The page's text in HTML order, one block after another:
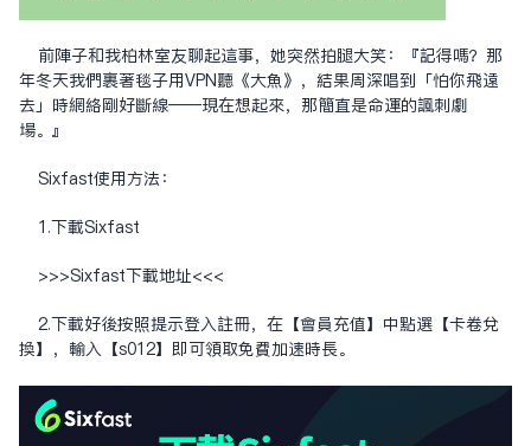
前陣子和我柏林室友聊起這事，她突然拍腿大笑：『記得嗎？那
年冬天我們裹著毯子用VPN聽《大魚》，結果周深唱到「怕你飛遠
去」時網絡剛好斷線——現在想起來，那簡直是命運的諷刺劇
場。』
Sixfast使用方法：
1.下載Sixfast
>>>Sixfast下载地址<<<
2.下載好後按照提示登入註冊，在【會員充值】中點選【卡卷兌
換】，輸入【s012】即可領取免費加速時長。